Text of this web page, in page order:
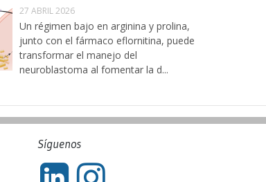
27 ABRIL 2026
Un régimen bajo en arginina y prolina,
junto con el fármaco eflornitina, puede
transformar el manejo del
neuroblastoma al fomentar la d...
Síguenos